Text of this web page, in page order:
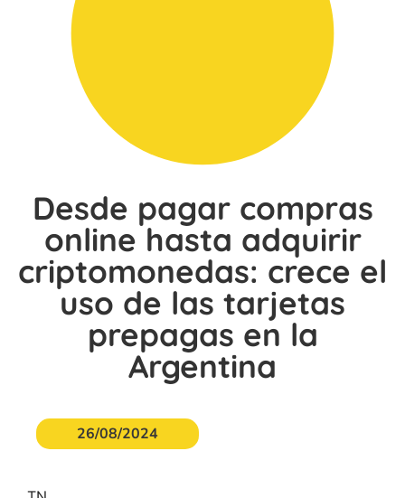
Desde pagar compras
online hasta adquirir
criptomonedas: crece el
uso de las tarjetas
prepagas en la
Argentina
26/08/2024